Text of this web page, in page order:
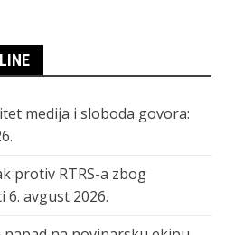
medija i sloboda govora:
protiv RTRS-a zbog
6. avgust 2026.